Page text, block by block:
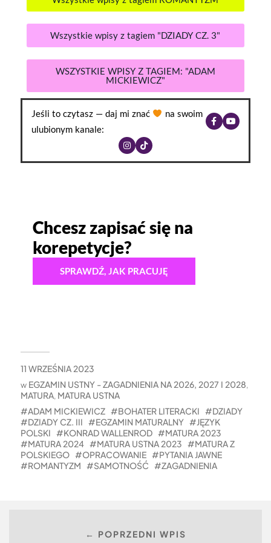
Wszystkie wpisy z tagiem "DZIADY CZ. 3"
WSZYSTKIE WPISY Z TAGIEM: "ADAM
MICKIEWICZ"
Jeśli to czytasz — daj mi znać
na swoim
ulubionym kanale:
Chcesz zapisać się na
korepetycje?
SPRAWDŹ, JAK PRACUJĘ
11 WRZEŚNIA 2023
w EGZAMIN USTNY - ZAGADNIENIA NA 2026, 2027 I 2028,
MATURA, MATURA USTNA
ADAM MICKIEWICZ
BOHATER LITERACKI
DZIADY
DZIADY CZ. III
EGZAMIN MATURALNY
JĘZYK
POLSKI
KONRAD WALLENROD
MATURA 2023
MATURA 2024
MATURA USTNA 2023
MATURA Z
POLSKIEGO
OPRACOWANIE
PYTANIA JAWNE
ROMANTYZM
SAMOTNOŚĆ ZAGADNIENIA
← POPRZEDNI WPIS